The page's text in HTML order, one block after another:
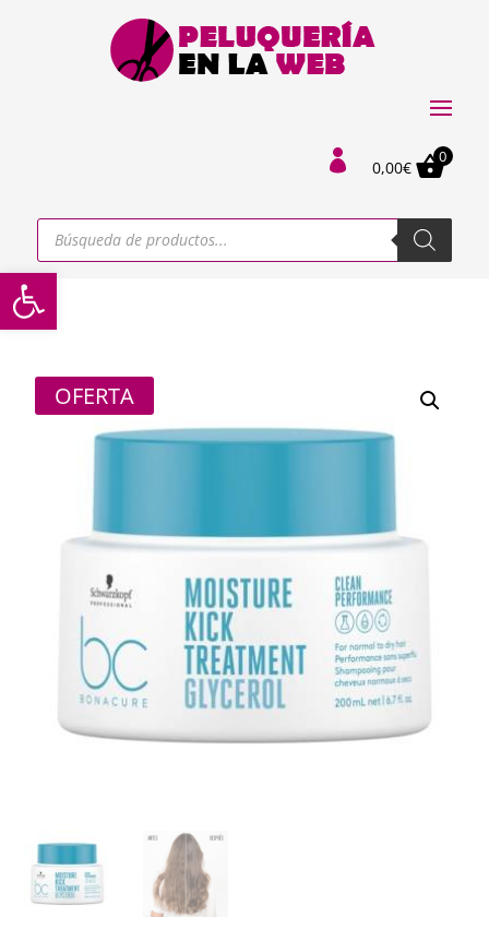
Abrir barra de herramientas
 0,00€
0
Búsqueda
productos
OFERTA